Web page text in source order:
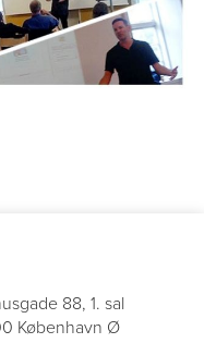
88, 1. sal
København Ø